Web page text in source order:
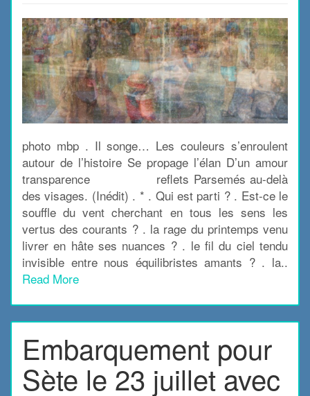
photo mbp . Il songe… Les couleurs s’enroulent
autour de l’histoire Se propage l’élan D’un amour
transparence reflets Parsemés au-delà
des visages. (Inédit) . * . Qui est parti ? . Est-ce le
souffle du vent cherchant en tous les sens les
vertus des courants ? . la rage du printemps venu
livrer en hâte ses nuances ? . le fil du ciel tendu
invisible entre nous équilibristes amants ? . la..
Read More
Embarquement pour
Sète le 23 juillet avec